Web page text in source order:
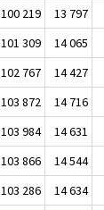
100 219 13 797
101 309 14 065
102 767 14 427
103 872 14 716
103 984 14 631
103 866 14 544
103 286 14 634